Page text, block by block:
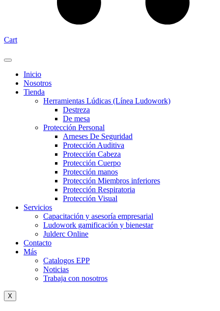
Cart
Inicio
Nosotros
Tienda
Herramientas Lúdicas (Línea Ludowork)
Destreza
De mesa
Protección Personal
Arneses De Seguridad
Protección Auditiva
Protección Cabeza
Protección Cuerpo
Protección manos
Protección Miembros inferiores
Protección Respiratoria
Protección Visual
Servicios
Capacitación y asesoría empresarial
Ludowork gamificación y bienestar
Julderc Online
Contacto
Más
Catalogos EPP
Noticias
Trabaja con nosotros
X